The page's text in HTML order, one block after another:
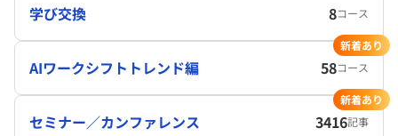
学び交換 8コース
AIワークシフトトレンド編 58コース
新着あり
セミナー／カンファレンス 3416記事
新着あり